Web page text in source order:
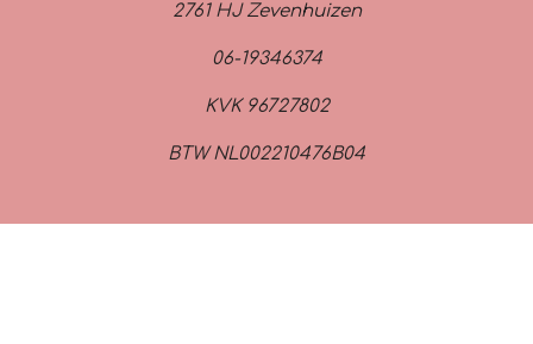
2761 HJ Zevenhuizen
06-19346374
KVK 96727802
BTW NL002210476B04